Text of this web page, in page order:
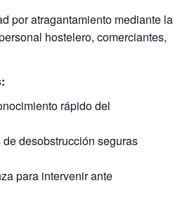
por atragantamiento mediante la
hostelero, comerciantes,
rápido del
desobstrucción seguras
para intervenir ante